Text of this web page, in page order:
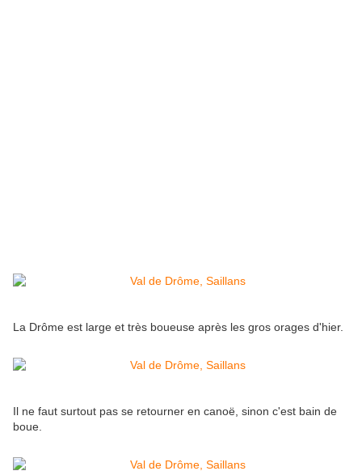
La Drôme est large et très boueuse après les gros orages d'hier.
Il ne faut surtout pas se retourner en canoë, sinon c'est bain de
boue.